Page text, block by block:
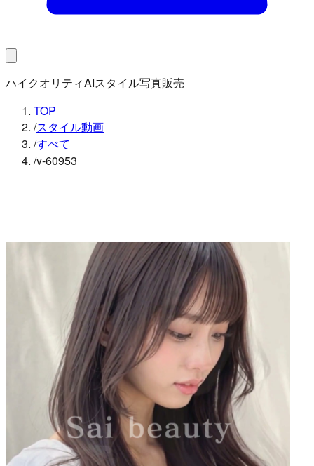
ハイクオリティAIスタイル写真販売
TOP
/スタイル動画
/すべて
/v-60953